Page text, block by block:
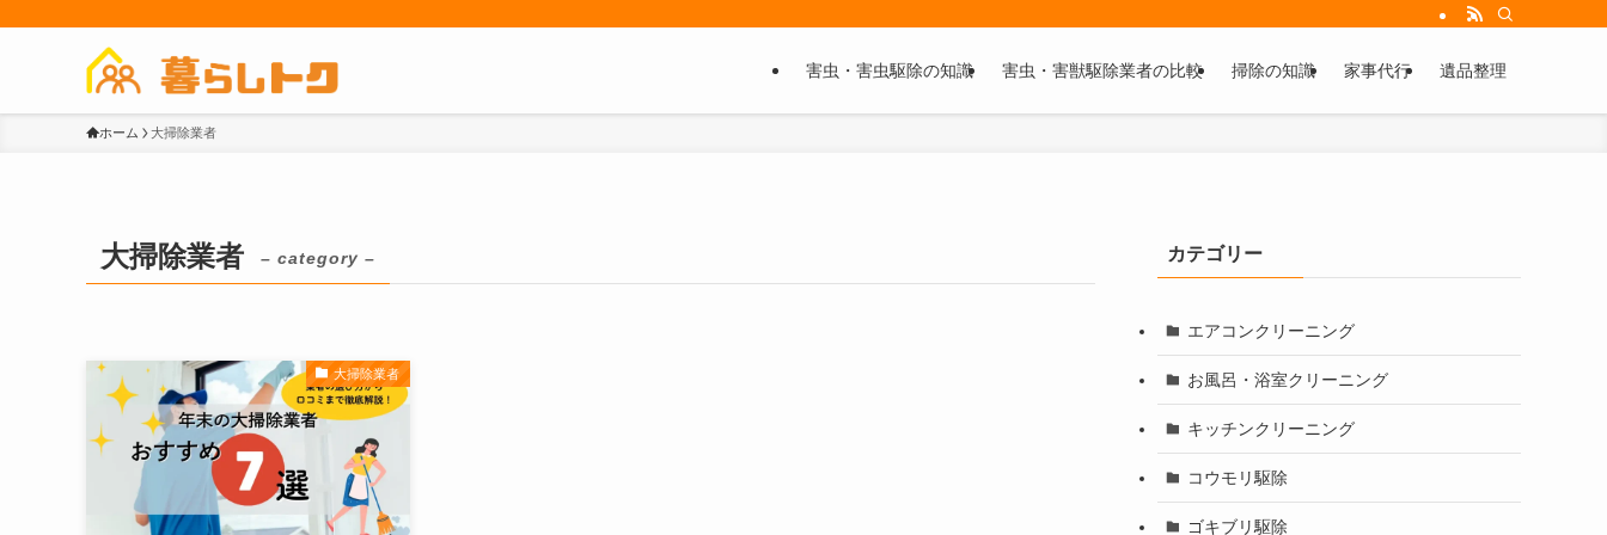
害虫・害虫駆除の知識 害虫・害獣駆除業者の比較 掃除の知識 家事代行 遺品整理
ホーム 大掃除業者
大掃除業者 – category –
大掃除業者
カテゴリー
エアコンクリーニング
お風呂・浴室クリーニング
キッチンクリーニング
コウモリ駆除
ゴキブリ駆除